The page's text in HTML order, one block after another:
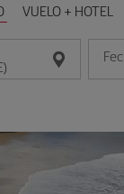
VUELO + HOTEL